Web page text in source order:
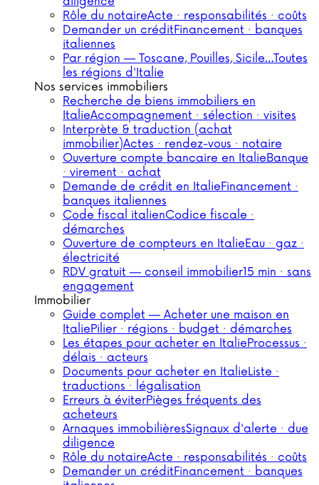
Rôle du notaireActe · responsabilités · coûts
Demander un créditFinancement · banques
italiennes
Par région — Toscane, Pouilles, Sicile…Toutes
les régions d'Italie
Nos services immobiliers
Recherche de biens immobiliers en
ItalieAccompagnement · sélection · visites
Interprète & traduction (achat
immobilier)Actes · rendez-vous · notaire
Ouverture compte bancaire en ItalieBanque
· virement · achat
Demande de crédit en ItalieFinancement ·
banques italiennes
Code fiscal italienCodice fiscale ·
démarches
Ouverture de compteurs en ItalieEau · gaz ·
électricité
RDV gratuit — conseil immobilier15 min · sans
engagement
Immobilier
Guide complet — Acheter une maison en
ItaliePilier · régions · budget · démarches
Les étapes pour acheter en ItalieProcessus ·
délais · acteurs
Documents pour acheter en ItalieListe ·
traductions · légalisation
Erreurs à éviterPièges fréquents des
acheteurs
Arnaques immobilièresSignaux d'alerte · due
diligence
Rôle du notaireActe · responsabilités · coûts
Demander un créditFinancement · banques